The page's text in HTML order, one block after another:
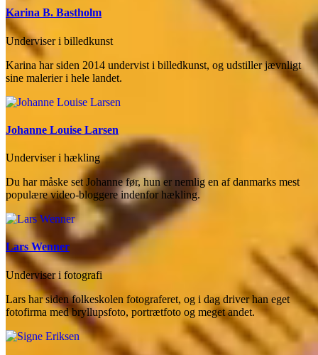
Karina B. Bastholm
Underviser i billedkunst
Karina har siden 2014 undervist i billedkunst, og udstiller jævnligt
sine malerier i hele landet.
Johanne Louise Larsen
Underviser i hækling
Du har måske set Johanne før, hun er nemlig en af danmarks mest
populære video-bloggere indenfor hækling.
Lars Wenner
Underviser i fotografi
Lars har siden folkeskolen fotograferet, og i dag driver han eget
fotofirma med bryllupsfoto, portrætfoto og meget andet.